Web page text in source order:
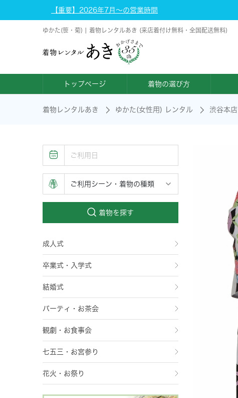
【重要】2026年7月～の営業時間
ゆかた(笹・菊) | 着物レンタルあき (来店着付け無料・全国配送無料)
トップページ 着物の選び方
着物レンタルあき ゆかた(女性用) レンタル 渋谷本店
着物を探す
成人式
卒業式・入学式
結婚式
パーティ・お茶会
観劇・お食事会
七五三・お宮参り
花火・お祭り